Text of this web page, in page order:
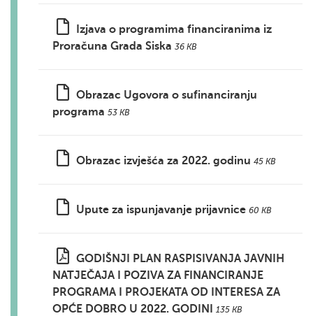
Izjava o programima financiranima iz
Proračuna Grada Siska 36 KB
Obrazac Ugovora o sufinanciranju
programa 53 KB
Obrazac izvješća za 2022. godinu 45 KB
Upute za ispunjavanje prijavnice 60 KB
GODIŠNJI PLAN RASPISIVANJA JAVNIH
NATJEČAJA I POZIVA ZA FINANCIRANJE
PROGRAMA I PROJEKATA OD INTERESA ZA
OPĆE DOBRO U 2022. GODINI
135 KB